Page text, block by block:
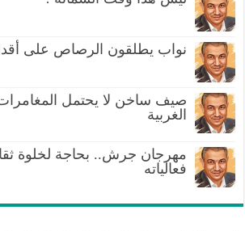
نواب يطلقون الرصاص على
صيف ساخن لا يحتمل
الغربية
مهرجان جرش.. بحاجة لخلوة
فعالياته